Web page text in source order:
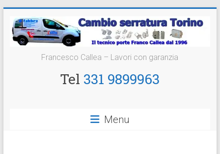
contenuto
Cambio
Serratura
Francesco Callea – Lavori con garanzia
Tel 331 9899963
Menu